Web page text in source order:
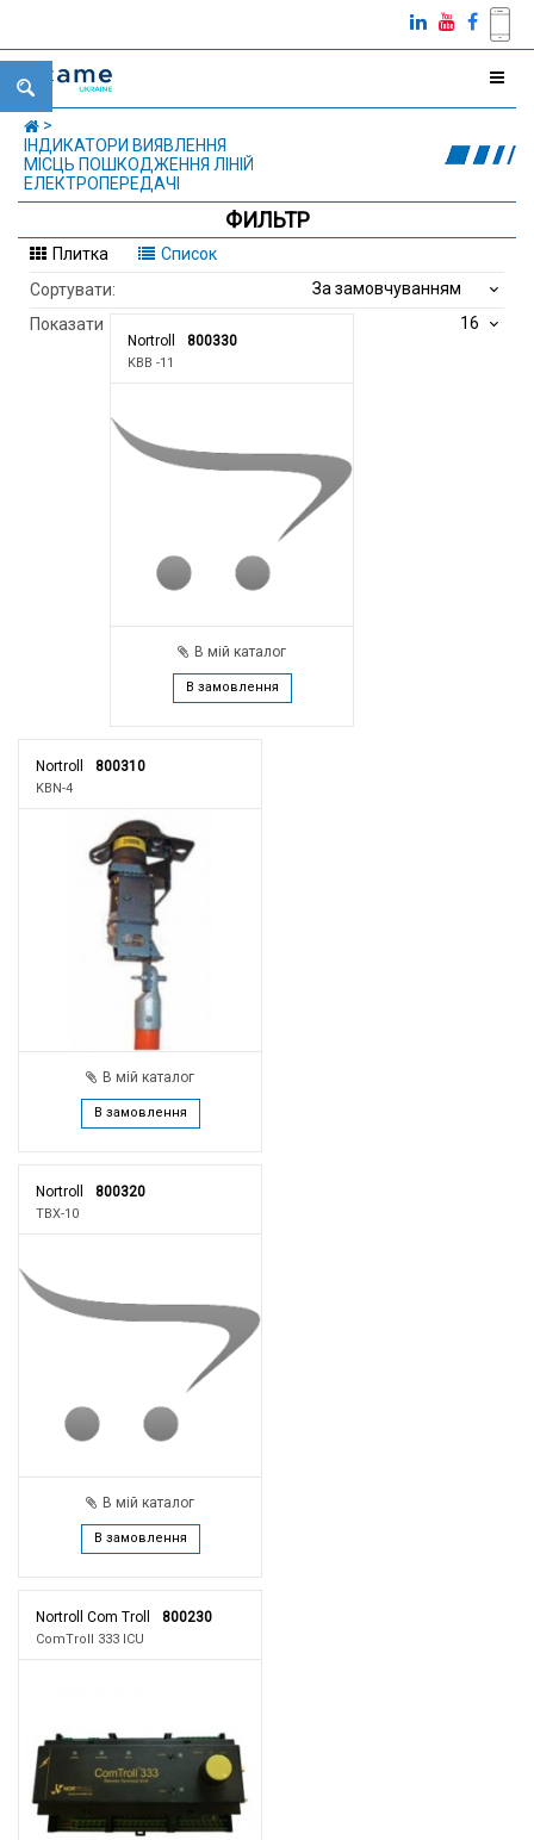
ІНДИКАТОРИ ВИЯВЛЕННЯ
МІСЦЬ ПОШКОДЖЕННЯ ЛІНІЙ
ЕЛЕКТРОПЕРЕДАЧІ
ФИЛЬТР
Плитка
Список
Сортувати:
За замовчуванням
Показати
16
Nortroll 800330
KBB -11
В мій каталог
В замовлення
Nortroll 800310
KBN-4
В мій каталог
В замовлення
Nortroll 800320
TBX-10
В мій каталог
В замовлення
Nortroll Com Troll 800230
ComTroll 333 ICU